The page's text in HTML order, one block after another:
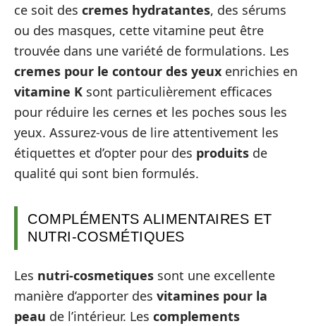
ce soit des cremes hydratantes, des sérums
ou des masques, cette vitamine peut être
trouvée dans une variété de formulations. Les
cremes pour le contour des yeux enrichies en
vitamine K sont particulièrement efficaces
pour réduire les cernes et les poches sous les
yeux. Assurez-vous de lire attentivement les
étiquettes et d’opter pour des produits de
qualité qui sont bien formulés.
COMPLÉMENTS ALIMENTAIRES ET
NUTRI-COSMÉTIQUES
Les nutri-cosmetiques sont une excellente
manière d’apporter des vitamines pour la
peau de l’intérieur. Les complements